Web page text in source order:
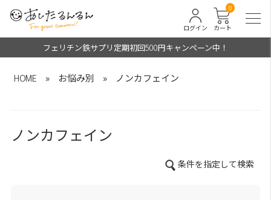
カート
0
ログイン
フェリチン鉄サプリ定期初回500円キャンペーン中！
HOME » お悩み別 » ノンカフェイン
ノンカフェイン
条件を指定して検索